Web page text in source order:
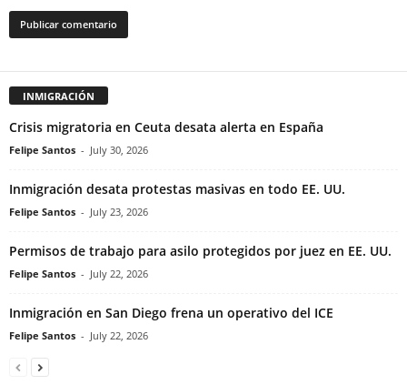
INMIGRACIÓN
Crisis migratoria en Ceuta desata alerta en España
Felipe Santos - July 30, 2026
Inmigración desata protestas masivas en todo EE. UU.
Felipe Santos - July 23, 2026
Permisos de trabajo para asilo protegidos por juez en EE. UU.
Felipe Santos - July 22, 2026
Inmigración en San Diego frena un operativo del ICE
Felipe Santos - July 22, 2026